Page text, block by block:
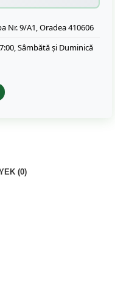
Nr. 9/A1, Oradea 410606
Sâmbătă și Duminică
(0)